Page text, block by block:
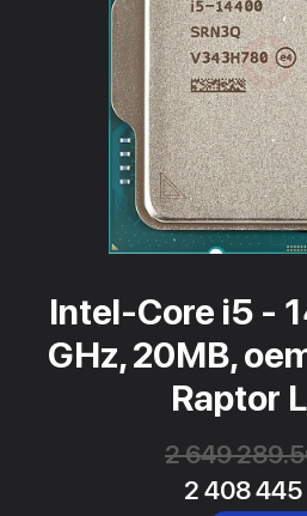
Intel-Core i5 -
GHz, 20MB,
Raptor
2 649
2 408 445